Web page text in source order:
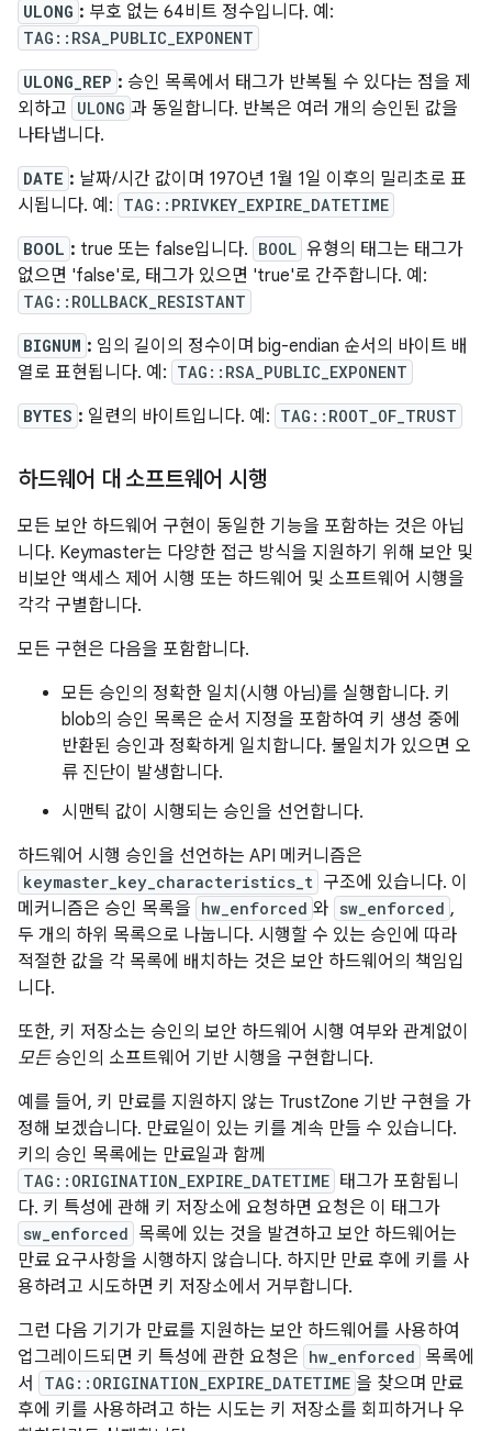
ULONG : 부호 없는 64비트 정수입니다. 예:
TAG::RSA_PUBLIC_EXPONENT
ULONG_REP : 승인 목록에서 태그가 반복될 수 있다는 점을 제
외하고 ULONG 과 동일합니다. 반복은 여러 개의 승인된 값을
나타냅니다.
DATE : 날짜/시간 값이며 1970년 1월 1일 이후의 밀리초로 표
시됩니다. 예: TAG::PRIVKEY_EXPIRE_DATETIME
BOOL : true 또는 false입니다. BOOL 유형의 태그는 태그가
없으면 'false'로, 태그가 있으면 'true'로 간주합니다. 예:
TAG::ROLLBACK_RESISTANT
BIGNUM : 임의 길이의 정수이며 big-endian 순서의 바이트 배
열로 표현됩니다. 예: TAG::RSA_PUBLIC_EXPONENT
BYTES : 일련의 바이트입니다. 예: TAG::ROOT_OF_TRUST
하드웨어 대 소프트웨어 시행
모든 보안 하드웨어 구현이 동일한 기능을 포함하는 것은 아닙
니다. Keymaster는 다양한 접근 방식을 지원하기 위해 보안 및
비보안 액세스 제어 시행 또는 하드웨어 및 소프트웨어 시행을
각각 구별합니다.
모든 구현은 다음을 포함합니다.
모든 승인의 정확한 일치(시행 아님)를 실행합니다. 키
blob의 승인 목록은 순서 지정을 포함하여 키 생성 중에
반환된 승인과 정확하게 일치합니다. 불일치가 있으면 오
류 진단이 발생합니다.
시맨틱 값이 시행되는 승인을 선언합니다.
하드웨어 시행 승인을 선언하는 API 메커니즘은
keymaster_key_characteristics_t 구조에 있습니다. 이
메커니즘은 승인 목록을 hw_enforced 와 sw_enforced ,
두 개의 하위 목록으로 나눕니다. 시행할 수 있는 승인에 따라
적절한 값을 각 목록에 배치하는 것은 보안 하드웨어의 책임입
니다.
또한, 키 저장소는 승인의 보안 하드웨어 시행 여부와 관계없이
모든승인의 소프트웨어 기반 시행을 구현합니다.
예를 들어, 키 만료를 지원하지 않는 TrustZone 기반 구현을 가
정해 보겠습니다. 만료일이 있는 키를 계속 만들 수 있습니다.
키의 승인 목록에는 만료일과 함께
TAG::ORIGINATION_EXPIRE_DATETIME 태그가 포함됩니
다. 키 특성에 관해 키 저장소에 요청하면 요청은 이 태그가
sw_enforced 목록에 있는 것을 발견하고 보안 하드웨어는
만료 요구사항을 시행하지 않습니다. 하지만 만료 후에 키를 사
용하려고 시도하면 키 저장소에서 거부합니다.
그런 다음 기기가 만료를 지원하는 보안 하드웨어를 사용하여
업그레이드되면 키 특성에 관한 요청은 hw_enforced 목록에
서
TAG::ORIGINATION_EXPIRE_DATETIME 을 찾으며 만료
후에 키를 사용하려고 하는 시도는 키 저장소를 회피하거나 우